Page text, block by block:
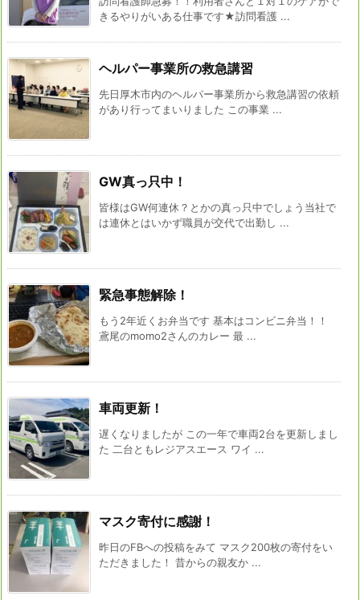
きるやりがいある仕事です★訪問看護 ...
ヘルパー事業所の救急講習
先日厚木市内のヘルパー事業所から救急講習の依頼
があり行ってまいりました この事業 ...
GW真っ只中！
皆様はGW何連休？とかの真っ只中でしょう当社で
は連休とはいかず職員が交代で出勤し ...
緊急事態解除！
もう2年近くお弁当です 基本はコンビニ弁当！！
鳶尾のmomo2さんのカレー 最 ...
車両更新！
遅くなりましたが この一年で車両2台を更新しまし
た 二台ともレジアスエース ワイ ...
マスク寄付に感謝！
昨日のFBへの投稿をみて マスク200枚の寄付をい
ただきました！ 昔からの親友か ...